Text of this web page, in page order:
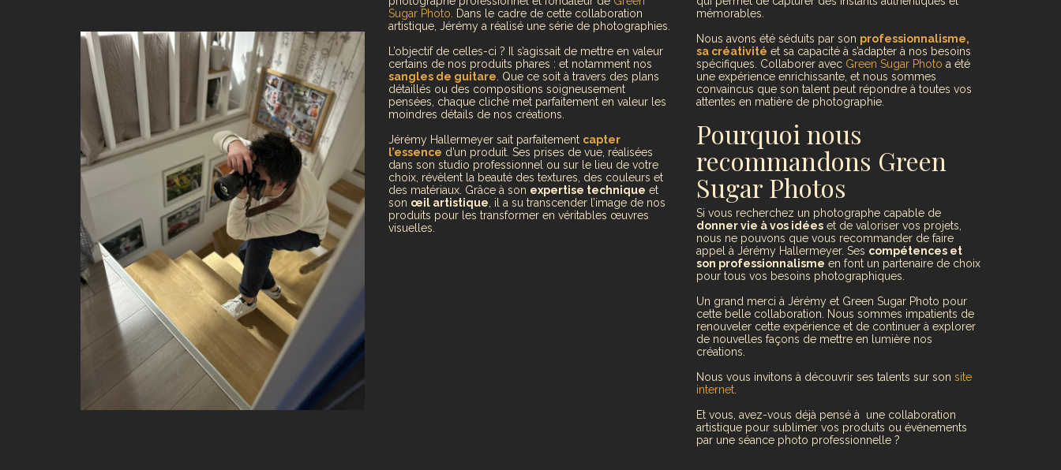
Sugar Photo . Dans le cadre de cette collaboration
artistique, Jérémy a réalisé une série de photographies.
L’objectif de celles-ci ? Il s’agissait de mettre en valeur
certains de nos produits phares : et notamment nos
sangles de guitare . Que ce soit à travers des plans
détaillés ou des compositions soigneusement
pensées, chaque cliché met parfaitement en valeur les
moindres détails de nos créations.
Jérémy Hallermeyer sait parfaitement capter
l’essence d’un produit. Ses prises de vue, réalisées
dans son studio professionnel ou sur le lieu de votre
choix, révèlent la beauté des textures, des couleurs et
des matériaux. Grâce à son expertise technique et
son œil artistique , il a su transcender l’image de nos
produits pour les transformer en véritables œuvres
visuelles.
mémorables.
Nous avons été séduits par son professionnalisme,
sa créativité et sa capacité à s’adapter à nos besoins
spécifiques. Collaborer avec Green Sugar Photo a été
une expérience enrichissante, et nous sommes
convaincus que son talent peut répondre à toutes vos
attentes en matière de photographie.
Pourquoi nous
recommandons Green
Sugar Photos
Si vous recherchez un photographe capable de
donner vie à vos idées et de valoriser vos projets,
nous ne pouvons que vous recommander de faire
appel à Jérémy Hallermeyer. Ses compétences et
son professionnalisme en font un partenaire de choix
pour tous vos besoins photographiques.
Un grand merci à Jérémy et Green Sugar Photo pour
cette belle collaboration. Nous sommes impatients de
renouveler cette expérience et de continuer à explorer
de nouvelles façons de mettre en lumière nos
créations.
Nous vous invitons à découvrir ses talents sur son site
internet.
Et vous, avez-vous déjà pensé à une collaboration
artistique pour sublimer vos produits ou événements
par une séance photo professionnelle ?